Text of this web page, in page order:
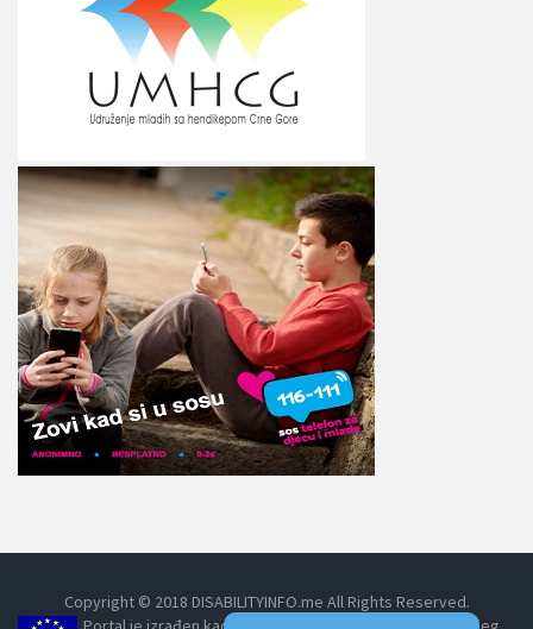
Copyright © 2018 DISABILITYINFO.me All Rights Reserved.